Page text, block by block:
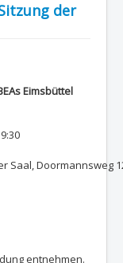
der
Eimsbüttel
Saal, Doormannsweg
entnehmen.